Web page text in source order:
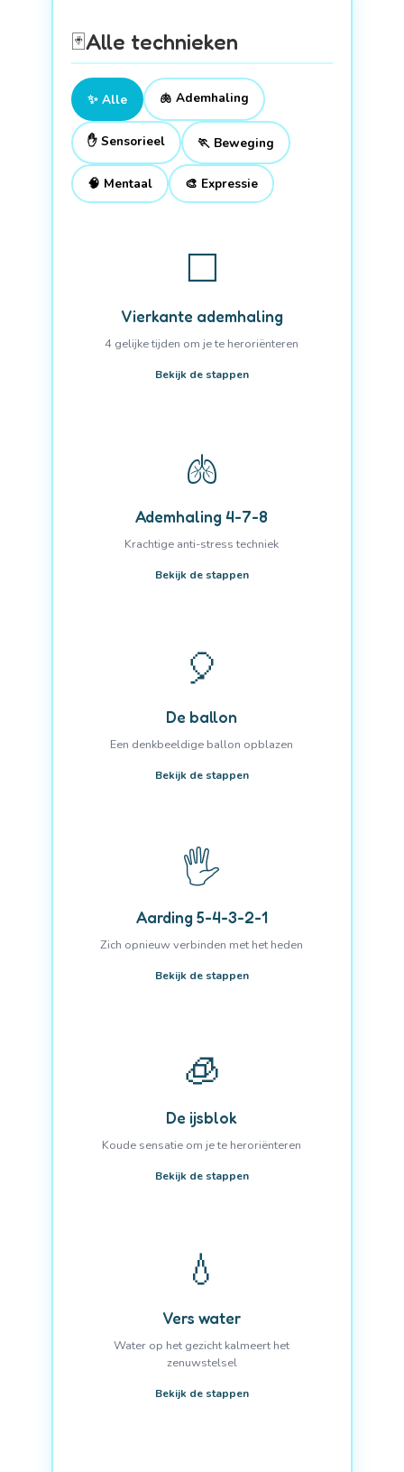
🃏Alle technieken
✨ Alle 🫁 Ademhaling
✋ Sensorieel 🏃 Beweging
🧠 Mentaal 🎨 Expressie
⬜
Vierkante ademhaling
4 gelijke tijden om je te heroriënteren
Bekijk de stappen
🫁
Ademhaling 4-7-8
Krachtige anti-stress techniek
Bekijk de stappen
🎈
De ballon
Een denkbeeldige ballon opblazen
Bekijk de stappen
🖐️
Aarding 5-4-3-2-1
Zich opnieuw verbinden met het heden
Bekijk de stappen
🧊
De ijsblok
Koude sensatie om je te heroriënteren
Bekijk de stappen
💧
Vers water
Water op het gezicht kalmeert het
zenuwstelsel
Bekijk de stappen